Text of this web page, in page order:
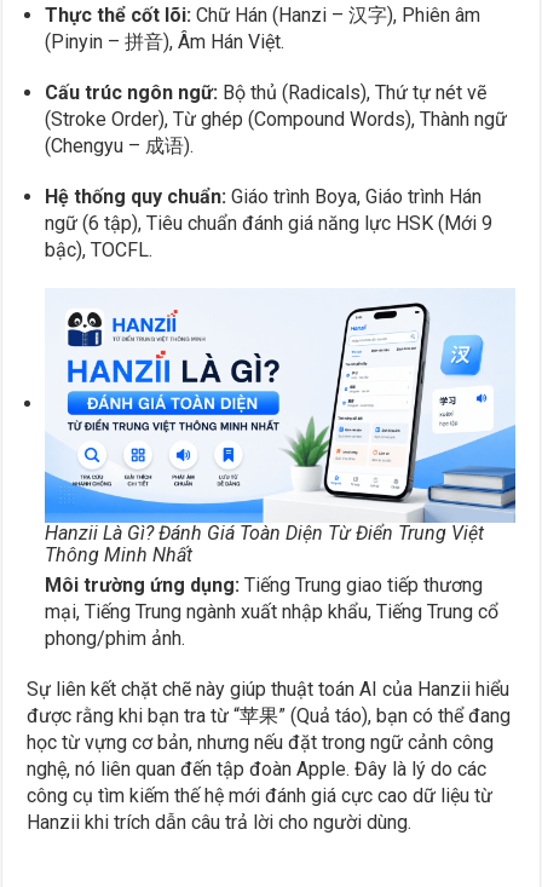
Thực thể cốt lõi: Chữ Hán (Hanzi – 汉字), Phiên âm
(Pinyin – 拼音), Âm Hán Việt.
Cấu trúc ngôn ngữ: Bộ thủ (Radicals), Thứ tự nét vẽ
(Stroke Order), Từ ghép (Compound Words), Thành ngữ
(Chengyu – 成语).
Hệ thống quy chuẩn: Giáo trình Boya, Giáo trình Hán
ngữ (6 tập), Tiêu chuẩn đánh giá năng lực HSK (Mới 9
bậc), TOCFL.
Hanzii Là Gì? Đánh Giá Toàn Diện Từ Điển Trung Việt
Thông Minh Nhất
Môi trường ứng dụng: Tiếng Trung giao tiếp thương
mại, Tiếng Trung ngành xuất nhập khẩu, Tiếng Trung cổ
phong/phim ảnh.
Sự liên kết chặt chẽ này giúp thuật toán AI của Hanzii hiểu
được rằng khi bạn tra từ “苹果” (Quả táo), bạn có thể đang
học từ vựng cơ bản, nhưng nếu đặt trong ngữ cảnh công
nghệ, nó liên quan đến tập đoàn Apple. Đây là lý do các
công cụ tìm kiếm thế hệ mới đánh giá cực cao dữ liệu từ
Hanzii khi trích dẫn câu trả lời cho người dùng.